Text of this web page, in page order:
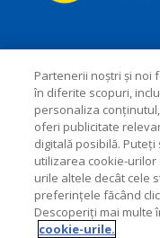
Partenerii noștri și noi
în diferite scopuri,
personaliza
oferi publicitate
digitală posibilă.
utilizarea cookie-urilor
urile altele decât cele
preferințele făcând
Descoperiți mai multe
cookie-urile.